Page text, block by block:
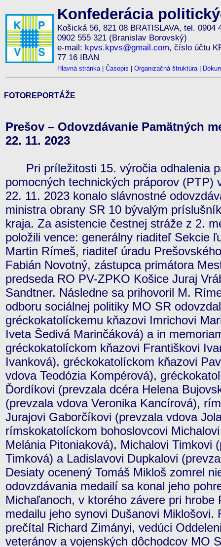
Konfederácia
Košická 56, 821 08 BRATISLAVA, tel. 0904
0902 555 321 (Branislav Borovský)
e-mail: kpvs.kpvs@gmail.com, číslo účtu
77 16 IBAN
Hlavná stránka| Časopis Organizačná štruktúra|
FOTOREPORTÁŽE
Prešov – Odovzdávanie Pamätných
22. 11. 2023
Pri príležitosti 15. výročia odhalenia
pomocných technických práporov (PTP)
22. 11. 2023 konalo slávnostné
ministra obrany SR 10 bývalým
kraja. Za asistencie čestnej stráže z 2.
položili vence: generálny riaditeľ Sekcie
Martin Rímeš, riaditeľ úradu
Fabián Novotný, zástupca primátora
predseda RO PV-ZPKO Košice Juraj
Sandtner. Následne sa prihovoril M.
odboru sociálnej politiky MO SR
gréckokatolíckemu kňazovi Imrichovi
Iveta Šedivá Marinčáková) a in
gréckokatolíckom kňazovi Františkovi
Ivanková), gréckokatolíckom kňazovi
vdova Teodózia Kompérová),
Ďordíkovi (prevzala dcéra Helena
(prevzala vdova Veronika Kancírová),
Jurajovi Gaborčíkovi (prevzala vdova
rímskokatolíckom bohoslovcovi
Melánia Pitoniaková), Michalovi Timkovi
Timková) a Ladislavovi Dupkalovi
Desiaty ocenený Tomáš Mikloš zomrel
odovzdávania medailí sa konal jeho
Michaľanoch, v ktorého závere pri hrobe
medailu jeho synovi Dušanovi Miklošovi.
prečítal Richard Zimányi, vedúci
veteránov a vojenských dôchodcov MO